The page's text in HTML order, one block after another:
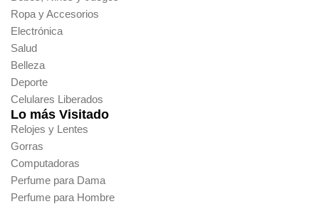
Ropa y Accesorios
Electrónica
Salud
Belleza
Deporte
Celulares Liberados
Lo más Visitado
Relojes y Lentes
Gorras
Computadoras
Perfume para Dama
Perfume para Hombre